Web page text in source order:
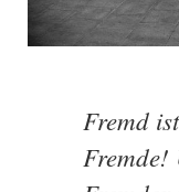
Fremd
Fremde!